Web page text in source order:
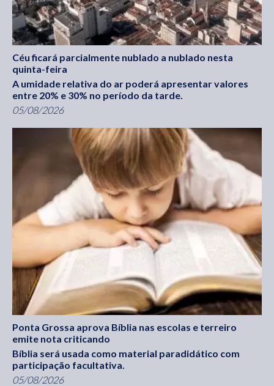
Céu ficará parcialmente nublado a nublado nesta
quinta-feira
A umidade relativa do ar poderá apresentar valores
entre 20% e 30% no período da tarde.
05/08/2026
Ponta Grossa aprova Bíblia nas escolas e terreiro
emite nota criticando
Bíblia será usada como material paradidático com
participação facultativa.
05/08/2026